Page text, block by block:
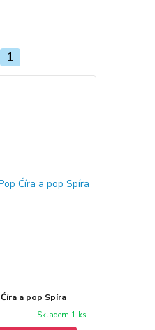
1
a pop Spíra
Skladem 1 ks